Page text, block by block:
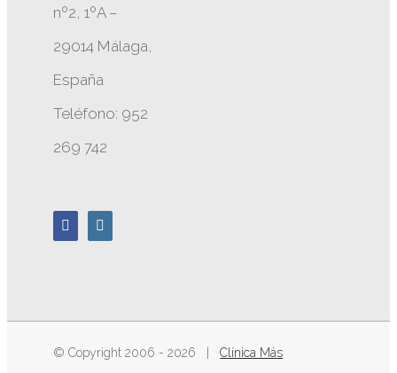
nº2, 1ºA –
29014 Málaga,
España
Teléfono: 952
269 742
© Copyright 2006 -2026 |Clínica Más